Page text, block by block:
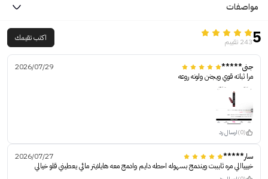
مواصفات
5243 تقييم اكتب تقيمك
جنى*****
2026/07/29
مرا ثباته قوي ويجنن ولونه روعه
(0) ارسال رد
سار*****
2026/07/27
خييياالي مره ثابببت ويندمج بسهوله احطه دايم وادمج معه هايلايتر مائي يعطيني قلو خيالي